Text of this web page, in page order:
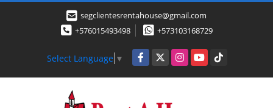
segclientesrentahouse@gmail.com
+576015493498
+573103168729
Select Language ▼ Facebook
X InstagramYouTubeTikTok